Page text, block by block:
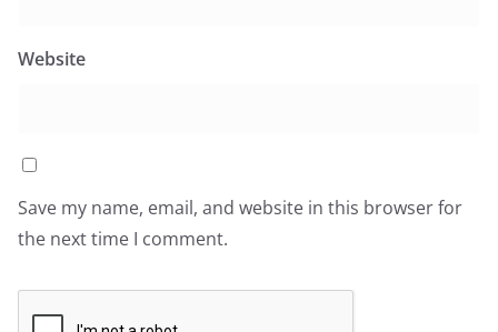
Website
Save my name, email, and website in this browser for
the next time I comment.